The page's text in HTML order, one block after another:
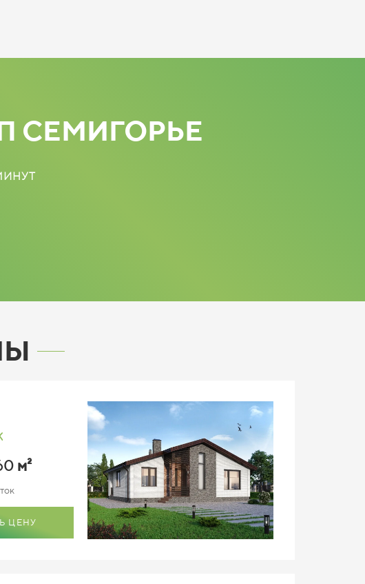
СЕМИГОРЬЕ
м²
ЦЕНУ